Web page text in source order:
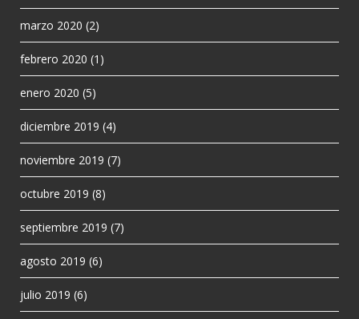
marzo 2020 (2)
febrero 2020 (1)
enero 2020 (5)
diciembre 2019 (4)
noviembre 2019 (7)
octubre 2019 (8)
septiembre 2019 (7)
agosto 2019 (6)
julio 2019 (6)